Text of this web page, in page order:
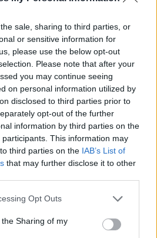
sale, sharing to third parties, or
or sensitive information for
please use the below opt-out
Please note that after your
you may continue seeing
on personal information utilized by
disclosed to third parties prior to
opt-out of the further
information by third parties on the
participants. This information may
third parties on the IAB’s List of
that may further disclose it to other
Opt Outs
Sharing of my
saúdam Banda
pelo 1º lugar no
de Valência